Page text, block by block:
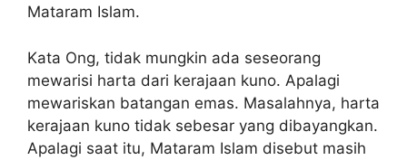
Mataram Islam.
Kata Ong, tidak mungkin ada seseorang
mewarisi harta dari kerajaan kuno. Apalagi
mewariskan batangan emas. Masalahnya, harta
kerajaan kuno tidak sebesar yang dibayangkan.
Apalagi saat itu, Mataram Islam disebut masih